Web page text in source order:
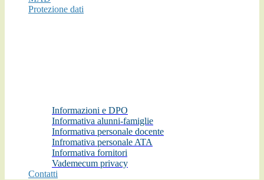
Protezione dati
Informazioni e DPO
Informativa alunni-famiglie
Informativa personale docente
Infromativa personale ATA
Informativa fornitori
Vademecum privacy
Contatti